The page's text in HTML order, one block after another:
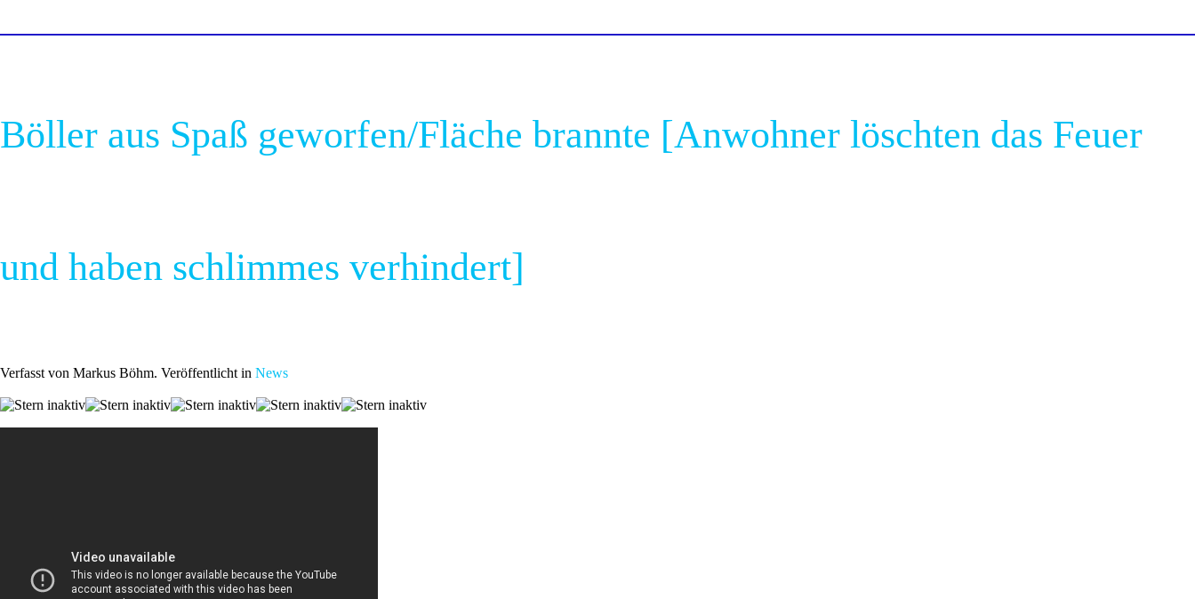
Böller aus Spaß geworfen/Fläche brannte [Anwohner löschten das Feuer
und haben schlimmes verhindert]
Verfasst von Markus Böhm. Veröffentlicht in News